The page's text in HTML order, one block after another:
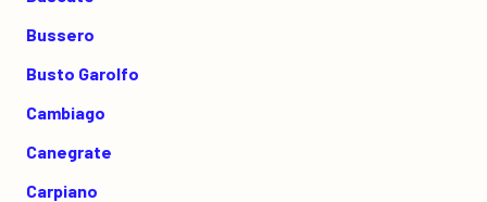
Bussero
Busto Garolfo
Cambiago
Canegrate
Carpiano